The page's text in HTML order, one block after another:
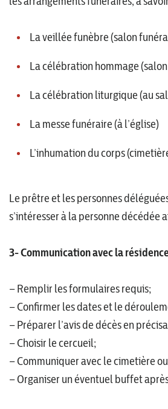
La veillée funèbre (salon
La célébration hommage
La célébration liturgique (au
La messe funéraire (à l’église)
L’inhumation du corps
Le prêtre et les personnes
s’intéresser à la personne décédée
3- Communication avec la
– Remplir les formulaires requis;
– Confirmer les dates et le
– Préparer l’avis de décès en
– Choisir le cercueil;
– Communiquer avec le cimetière
– Organiser un éventuel buffet